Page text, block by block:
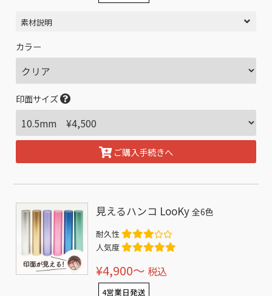
素材説明
カラー
印面サイズ
ご購入手続きへ
見えるハンコ LooKy全6色
耐久性
人気度
¥4,900〜 税込
4営業日発送